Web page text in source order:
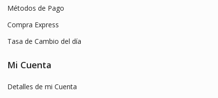
Métodos de Pago
Compra Express
Tasa de Cambio del día
Mi Cuenta
Detalles de mi Cuenta